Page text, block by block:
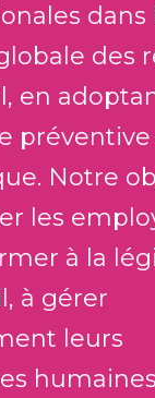
dans
des
en
Notre
les
à la
à gérer
leurs